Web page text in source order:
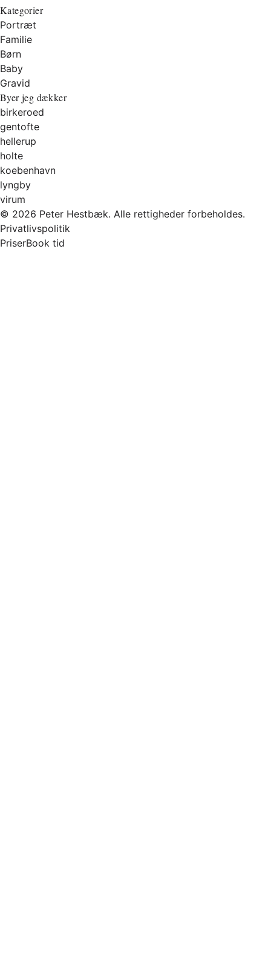
Kategorier
Portræt
Familie
Børn
Baby
Gravid
Byer jeg dækker
birkeroed
gentofte
hellerup
holte
koebenhavn
lyngby
virum
© 2026 Peter Hestbæk. Alle rettigheder forbeholdes.
Privatlivspolitik
PriserBook tid